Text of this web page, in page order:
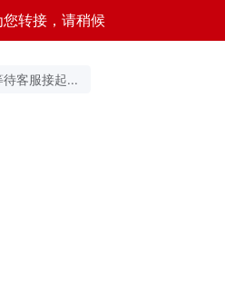
您转接，请稍候
待客服接起...